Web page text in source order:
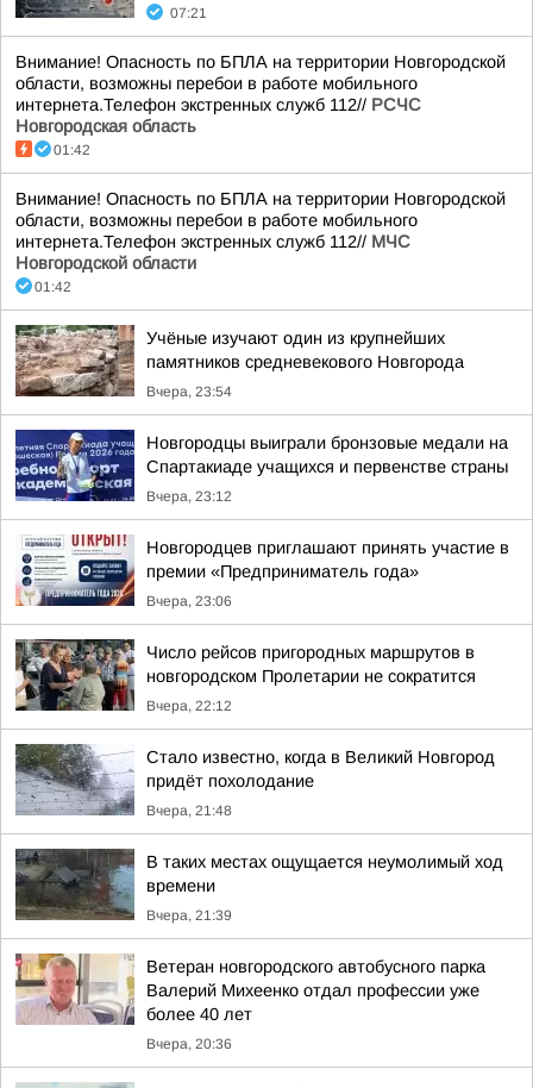
07:21
Внимание! Опасность по БПЛА на территории Новгородской
области, возможны перебои в работе мобильного
интернета.Телефон экстренных служб 112// РСЧС
Новгородская область
01:42
Внимание! Опасность по БПЛА на территории Новгородской
области, возможны перебои в работе мобильного
интернета.Телефон экстренных служб 112// МЧС
Новгородской области
01:42
Учёные изучают один из крупнейших
памятников средневекового Новгорода
Вчера, 23:54
Новгородцы выиграли бронзовые медали на
Спартакиаде учащихся и первенстве страны
Вчера, 23:12
Новгородцев приглашают принять участие в
премии «Предприниматель года»
Вчера, 23:06
Число рейсов пригородных маршрутов в
новгородском Пролетарии не сократится
Вчера, 22:12
Стало известно, когда в Великий Новгород
придёт похолодание
Вчера, 21:48
В таких местах ощущается неумолимый ход
времени
Вчера, 21:39
Ветеран новгородского автобусного парка
Валерий Михеенко отдал профессии уже
более 40 лет
Вчера, 20:36